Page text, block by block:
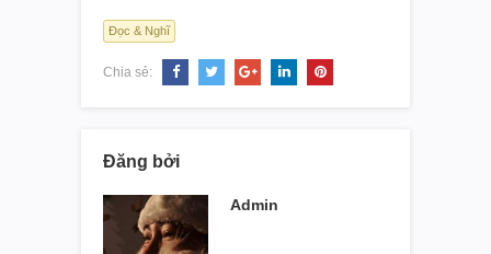
Đọc & Nghĩ
Chia sẻ:
Đăng bởi
Admin